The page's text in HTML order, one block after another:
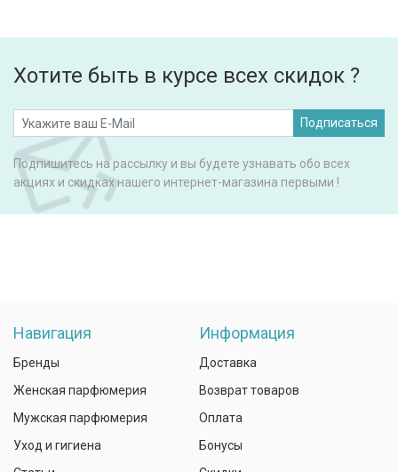
Хотите быть в курсе всех скидок ?
Подписаться
Подпишитесь на рассылку и вы будете узнавать обо всех
акциях и скидках нашего интернет-магазина первыми !
Навигация
Бренды
Женская парфюмерия
Мужская парфюмерия
Уход и гигиена
Информация
Доставка
Возврат товаров
Оплата
Бонусы